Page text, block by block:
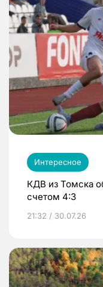
Интересное
КДВ из Томска
счетом 4:3
21:32 / 30.07.26